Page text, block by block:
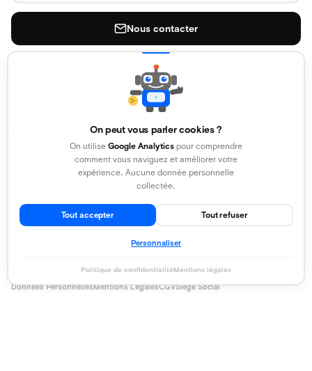
SERVICES
Développement Web
Design Graphique
Marketing Digital
Nous contacter
1025 Av. Henri Becquerel, 34000 Montpellier
Données PersonnellesMentions LégalesCGVSiège Social
On peut vous parler cookies ?
On utilise Google Analytics pour comprendre
comment vous naviguez et améliorer votre
expérience. Aucune donnée personnelle
collectée.
Tout accepter Tout refuser
Personnaliser
Politique de confidentialitéMentions légales